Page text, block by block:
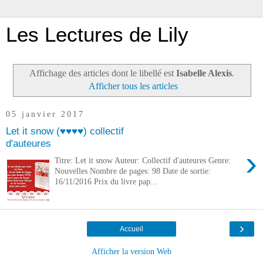
Les Lectures de Lily
Affichage des articles dont le libellé est Isabelle Alexis.
Afficher tous les articles
05 janvier 2017
Let it snow (♥♥♥♥) collectif
d'auteures
›
Titre: Let it snow Auteur: Collectif d'auteures Genre:
Nouvelles Nombre de pages: 98 Date de sortie:
16/11/2016 Prix du livre pap...
›
Accueil
Afficher la version Web